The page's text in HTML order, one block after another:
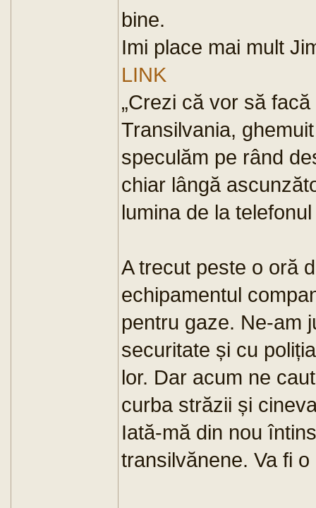
bine.
Imi place mai mult
LINK
„Crezi că vor să
Transilvania,
speculăm pe rând
chiar lângă
lumina de la
A trecut peste o oră
echipamentul
pentru gaze. Ne-am
securitate și cu
lor. Dar acum ne
curba străzii și
Iată-mă din nou
transilvănene. Va fi